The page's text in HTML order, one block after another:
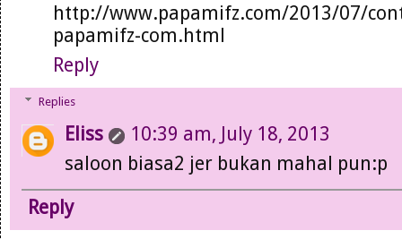
http://www.papamifz.com/2013/07/
papamifz-com.html
Reply
Replies
Eliss
10:39 am, July 18, 2013
saloon biasa2 jer bukan mahal pun:p
Reply